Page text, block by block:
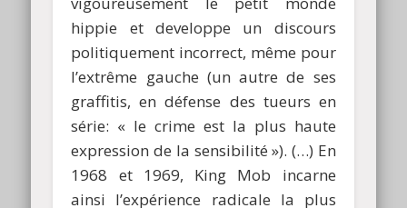
hippie et developpe un discours
politiquement incorrect, même pour
l’extrême gauche (un autre de ses
graffitis, en défense des tueurs en
série: « le crime est la plus haute
expression de la sensibilité »). (…) En
1968 et 1969, King Mob incarne
ainsi l’expérience radicale la plus